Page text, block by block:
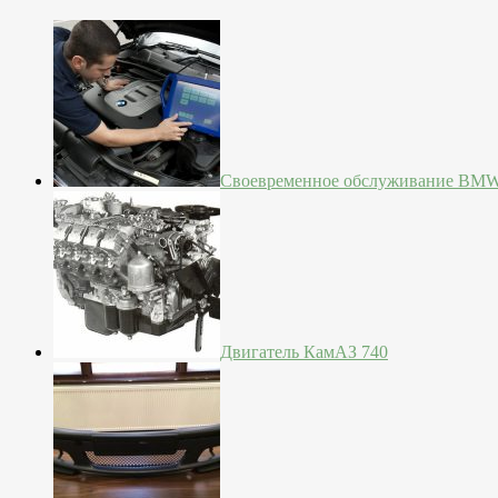
Своевременное обслуживание
Двигатель КамАЗ 740